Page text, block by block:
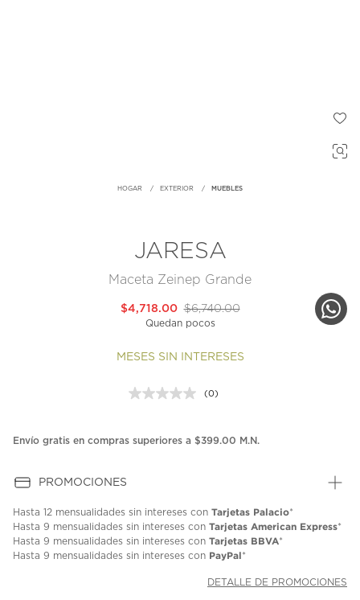
HOGAR EXTERIOR MUEBLES
JARESA
Maceta Zeinep Grande
$6,740.00
$4,718.00
Quedan pocos
MESES SIN INTERESES
Sin
en
(0)
Envío gratis en compras superiores a $399.00 M.N.
PROMOCIONES
Hasta 12 mensualidades sin intereses con Tarjetas Palacio*
Hasta 9 mensualidades sin intereses con Tarjetas American Express*
Hasta 9 mensualidades sin intereses con Tarjetas BBVA*
Hasta 9 mensualidades sin intereses con PayPal*
DETALLE DE PROMOCIONES